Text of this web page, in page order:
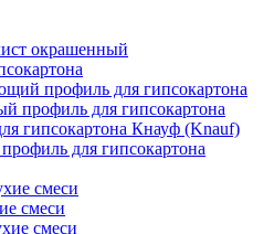
окрашенный
профиль для гипсокартона
профиль для гипсокартона
гипсокартона Кнауф (Knauf)
для гипсокартона
смеси
смеси
смеси